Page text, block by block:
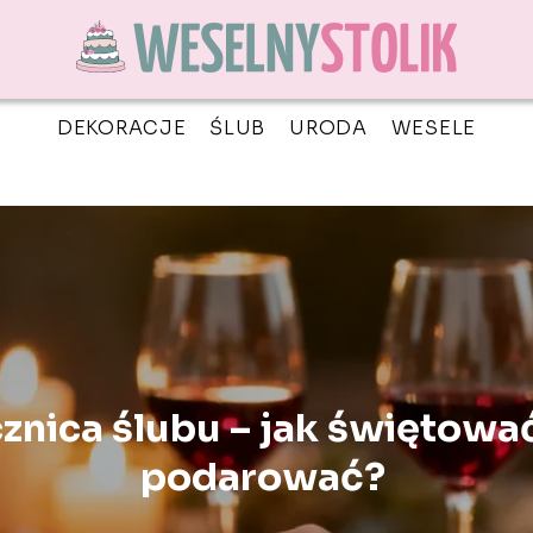
DEKORACJE ŚLUB URODA WESELE
ślubu – jak
podarować?